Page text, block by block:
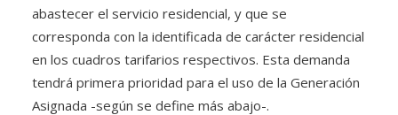
abastecer el servicio residencial, y que se
corresponda con la identificada de carácter residencial
en los cuadros tarifarios respectivos. Esta demanda
tendrá primera prioridad para el uso de la Generación
Asignada -según se define más abajo-.